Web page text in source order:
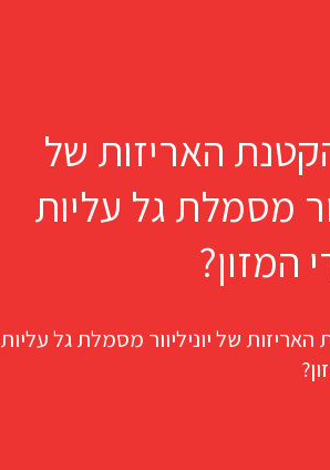
האריזות של
מסמלת גל עליות
המזון?
של יוניליוור מסמלת גל עליות